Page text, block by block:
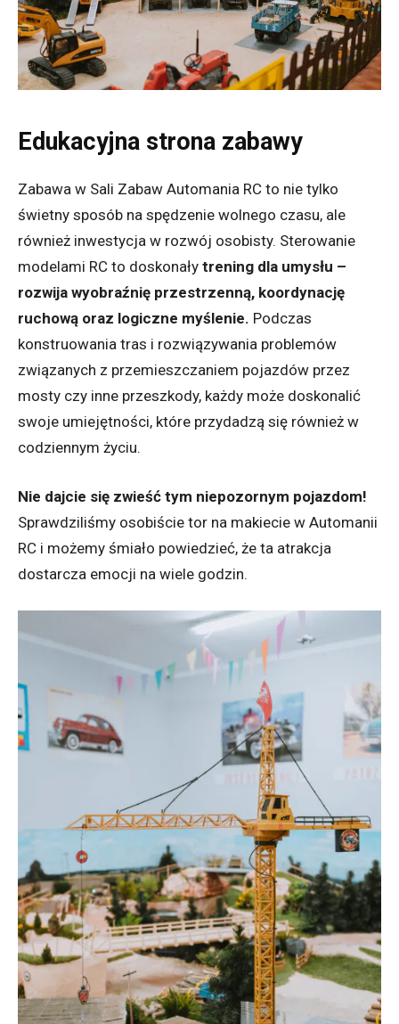
Edukacyjna strona zabawy
Zabawa w Sali Zabaw Automania RC to nie tylko
świetny sposób na spędzenie wolnego czasu, ale
również inwestycja w rozwój osobisty. Sterowanie
modelami RC to doskonały trening dla umysłu –
rozwija wyobraźnię przestrzenną, koordynację
ruchową oraz logiczne myślenie. Podczas
konstruowania tras i rozwiązywania problemów
związanych z przemieszczaniem pojazdów przez
mosty czy inne przeszkody, każdy może doskonalić
swoje umiejętności, które przydadzą się również w
codziennym życiu.
Nie dajcie się zwieść tym niepozornym pojazdom!
Sprawdziliśmy osobiście tor na makiecie w Automanii
RC i możemy śmiało powiedzieć, że ta atrakcja
dostarcza emocji na wiele godzin.